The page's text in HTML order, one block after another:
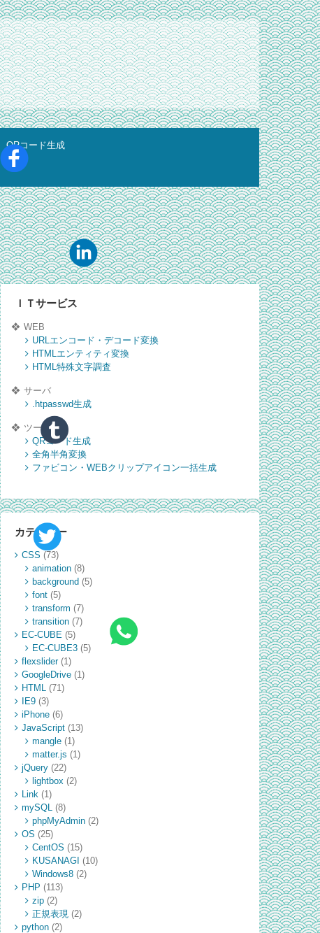
QRコード生成
ＩＴサービス
WEB
URLエンコード・デコード変換
HTMLエンティティ変換
HTML特殊文字調査
サーバ
.htpasswd生成
ツール
QRコード生成
全角半角変換
ファビコン・WEBクリップアイコン一括生成
カテゴリー
CSS (73)
animation(8)
background (5)
font(5)
transform (7)
transition(7)
EC-CUBE (5)
EC-CUBE3(5)
flexslider(1)
GoogleDrive(1)
HTML
(71)
IE9(3)
iPhone(6)
JavaScript(13)
mangle(1)
matter.js (1)
jQuery(22)
lightbox (2)
Link (1)
mySQL
(8)
phpMyAdmin(2)
OS (25)
CentOS (15)
KUSANAGI (10)
Windows8(2)
PHP (113)
zip(2)
正規表現 (2)
python(2)